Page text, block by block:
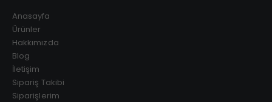
Anasayfa
Ürünler
Hakkımızda
Blog
İletişim
Sipariş Takibi
Siparişlerim